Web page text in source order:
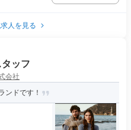
人を見る
ッフ
会社
ンドです！